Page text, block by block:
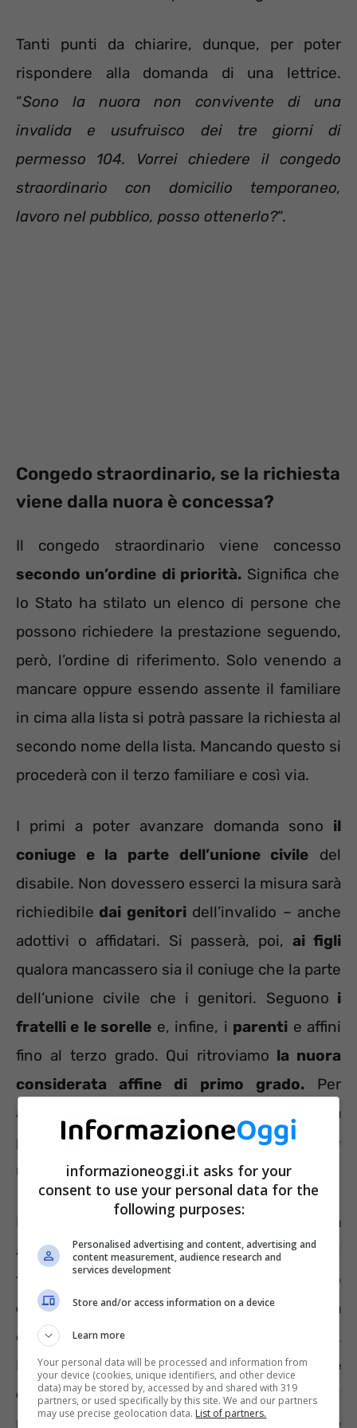
Tanti punti da chiarire, dunque, per poter
rispondere alla domanda di una lettrice.
“Sono la nuora non convivente di una
invalida e usufruisco dei tre giorni di
permesso 104. Vorrei chiedere il congedo
straordinario con domicilio temporaneo,
lavoro nel pubblico, posso ottenerlo?“.
Congedo straordinario, se la richiesta
viene dalla nuora è concessa?
Il congedo straordinario viene concesso
secondo un’ordine di priorità. Significa che
lo Stato ha stilato un elenco di persone che
possono richiedere la prestazione seguendo,
però, l’ordine di riferimento. Solo venendo a
mancare oppure essendo assente il familiare
in cima alla lista si potrà passare la richiesta al
secondo nome della lista. Mancando questo si
procederà con il terzo familiare e così via.
I primi a poter avanzare domanda sono il
coniuge e la parte dell’unione civile del
disabile. Non dovessero esserci la misura sarà
richiedibile dai genitoridell’invalido – anche
adottivi o affidatari. Si passerà, poi,ai figli
qualora mancassero sia il coniuge che la parte
dell’unione civile che i genitori. Seguono i
fratelli e le sorelle e, infine, i parenti e affini
fino al terzo grado. Qui ritroviamo la nuora
considerata affine di primo grado.Per
avanzare richiesta, però, tutti i parenti che la
precedono nella lista dovranno essere
mancanti, deceduti o invalidi anch’essi.
Inoltre, secondo la Legge la richiesta è legata
ad un’altra fondamentale condizione. Tutti i
familiari citati, nessuno escluso,
dovranno
essere conviventicon la persona disabile. La
convivenza, dunque, è un requisito chiave.
Dovesse esserci, ad esempio,un nipote
convivente e un figlio non conviventesarà il
primo a poter usufruire del congedo
informazioneoggi.it asks for your
consent to use your personal data for the
following purposes:
Personalised advertising and content, advertising and
content measurement, audience research and
services development
Store and/or access information on a device
Learn more
Your personal data will be processed and information from
your device (cookies, unique identifiers, and other device
data) may be stored by, accessed by and shared with 319
partners, or used specifically by this site. We and our partners
may use precise geolocation data. List of partners.